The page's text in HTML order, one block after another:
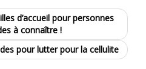
d’accueil pour personnes
à connaître !
pour lutter pour la cellulite